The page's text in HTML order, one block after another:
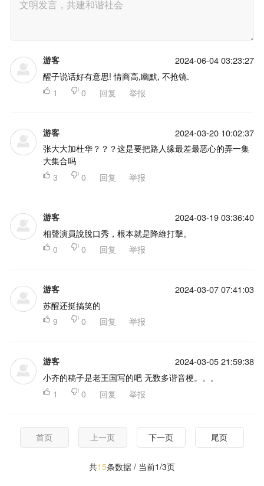
游客 2024-06-04 03:23:27
醒子说话好有意思! 情商高,幽默, 不抢镜.
 1  0 回复 举报
游客 2024-03-20 10:02:37
张大大加杜华？？？这是要把路人缘最差最恶心的弄一集
大集合吗
 3  0 回复 举报
游客 2024-03-19 03:36:40
相聲演員說脫口秀，根本就是降維打擊。
 0  0 回复 举报
游客 2024-03-07 07:41:03
苏醒还挺搞笑的
 9  0 回复 举报
游客 2024-03-05 21:59:38
小齐的稿子是老王国写的吧 无数多谐音梗。。。
 1  0 回复 举报
首页 上一页 下一页 尾页
共15条数据 / 当前1/3页